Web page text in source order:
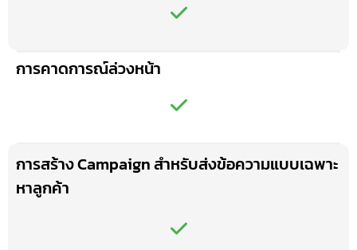
การคาดการณ์ล่วงหน้า
การสร้าง Campaign สำหรับส่งข้อความแบบเฉพาะ
หาลูกค้า